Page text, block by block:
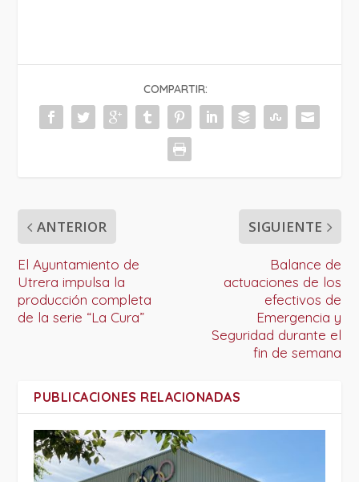
COMPARTIR:
ANTERIOR
El Ayuntamiento de
Utrera impulsa la
producción completa
de la serie “La Cura”
SIGUIENTE
Balance de
actuaciones de los
efectivos de
Emergencia y
Seguridad durante el
fin de semana
PUBLICACIONES RELACIONADAS